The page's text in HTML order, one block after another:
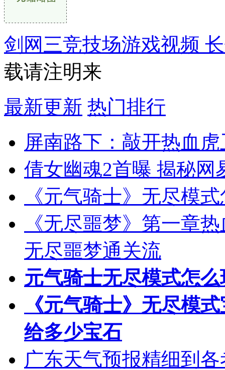
剑网三竞技场游戏视频
载请注明来
最新更新 热门排行
屏南路下：敲开热血
倩女幽魂2首曝 揭秘网
《元气骑士》无尽模
《无尽噩梦》第一章
无尽噩梦通关流
元气骑士无尽模式怎么
《元气骑士》无尽模
给多少宝石
广东天气预报精细到